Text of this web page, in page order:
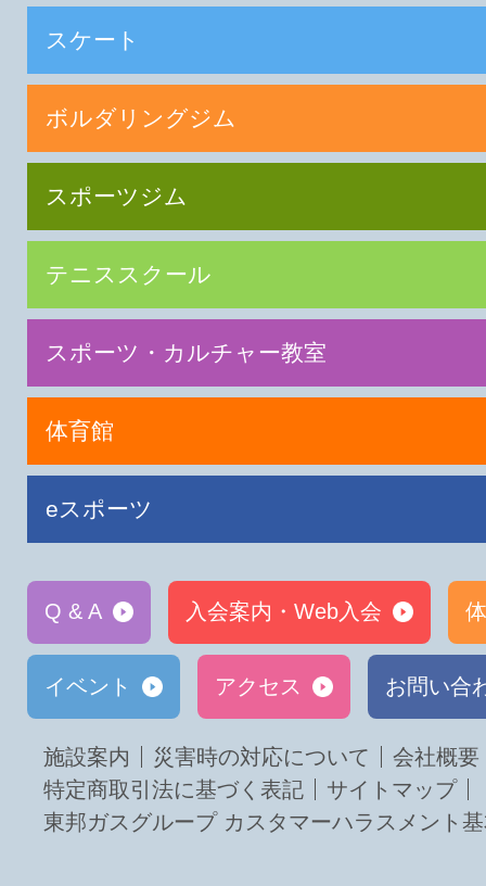
スケート
ボルダリングジム
スポーツジム
テニススクール
スポーツ・カルチャー教室
体育館
eスポーツ
Q & A 入会案内・Web入会
イベント アクセス お問い合
施設案内 災害時の対応について
会社概要
特定商取引法に基づく表記
サイトマップ
東邦ガスグループ カスタマーハラスメント